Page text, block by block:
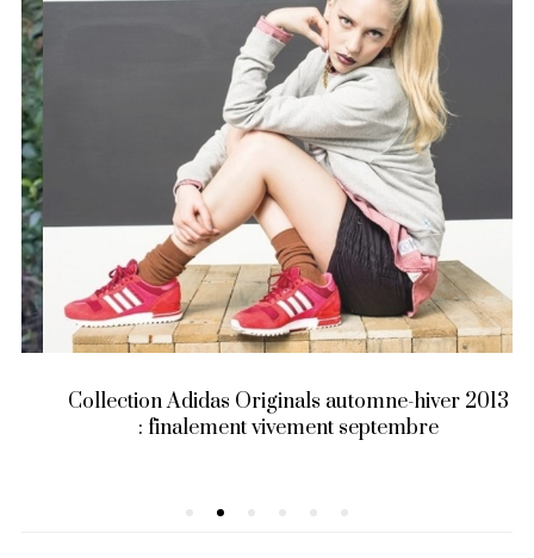
Collection Adidas Originals automne-hiver 2013
: finalement vivement septembre